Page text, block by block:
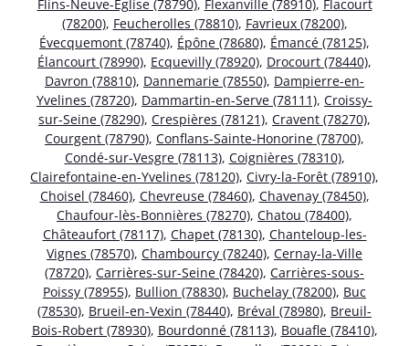
Flins-Neuve-Église (78790), Flexanville (78910), Flacourt
(78200), Feucherolles (78810), Favrieux (78200),
Évecquemont (78740), Épône (78680), Émancé (78125),
Élancourt (78990), Ecquevilly (78920), Drocourt (78440),
Davron (78810), Dannemarie (78550), Dampierre-en-
Yvelines (78720), Dammartin-en-Serve (78111), Croissy-
sur-Seine (78290), Crespières (78121), Cravent (78270),
Courgent (78790), Conflans-Sainte-Honorine (78700),
Condé-sur-Vesgre (78113), Coignières (78310),
Clairefontaine-en-Yvelines (78120), Civry-la-Forêt (78910),
Choisel (78460), Chevreuse (78460), Chavenay (78450),
Chaufour-lès-Bonnières (78270), Chatou (78400),
Châteaufort (78117), Chapet (78130), Chanteloup-les-
Vignes (78570), Chambourcy (78240), Cernay-la-Ville
(78720), Carrières-sur-Seine (78420), Carrières-sous-
Poissy (78955), Bullion (78830), Buchelay (78200), Buc
(78530), Brueil-en-Vexin (78440), Bréval (78980), Breuil-
Bois-Robert (78930), Bourdonné (78113), Bouafle (78410),